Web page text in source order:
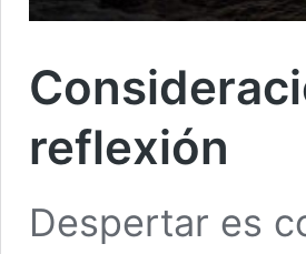
reflexión
Despertar es